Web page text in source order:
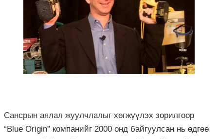
Сансрын аялал жуулчлалыг хөгжүүлэх зорилгоор
“Blue Origin” компанийг 2000 онд байгуулсан нь өдгөө